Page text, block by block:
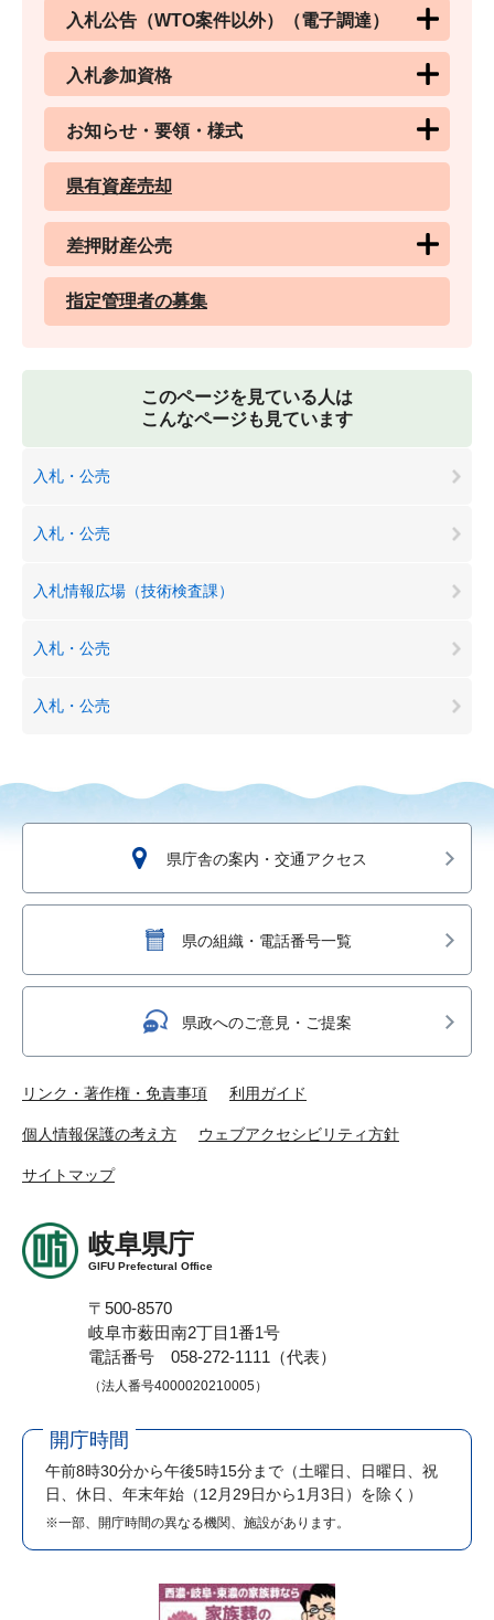
入札公告（WTO案件以外）（電子調達）
入札参加資格
お知らせ・要領・様式
県有資産売却
差押財産公売
指定管理者の募集
このページを見ている人は
こんなページも見ています
入札・公売
入札・公売
入札情報広場（技術検査課）
入札・公売
入札・公売
県庁舎の案内・交通アクセス
県の組織・電話番号一覧
県政へのご意見・ご提案
リンク・著作権・免責事項 利用ガイド
個人情報保護の考え方 ウェブアクセシビリティ方針
サイトマップ
岐阜県庁
GIFU Prefectural Office
〒500-8570
岐阜市薮田南2丁目1番1号
電話番号 058-272-1111（代表）
（法人番号4000020210005）
開庁時間
午前8時30分から午後5時15分まで （土曜日、日曜日、祝
日、休日、年末年始（12月29日から1月3日）を除く）
※一部、開庁時間の異なる機関、施設があります。